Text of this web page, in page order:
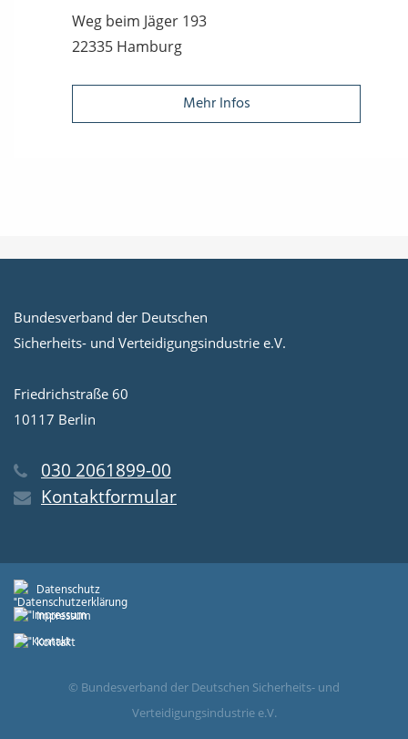
Weg beim Jäger 193
22335 Hamburg
Mehr Infos
Bundesverband der Deutschen
Sicherheits- und Verteidigungsindustrie e.V.
Friedrichstraße 60
10117 Berlin
030 2061899-00
Kontaktformular
Datenschutz
Impressum
Kontakt
© Bundesverband der Deutschen Sicherheits- und
Verteidigungsindustrie e.V.